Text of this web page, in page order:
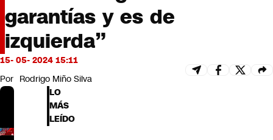
Opinión
garantías y es de
izquierda”
15- 05- 2024 15:11
Por Rodrigo Miño Silva
LO
MÁS
LEÍDO